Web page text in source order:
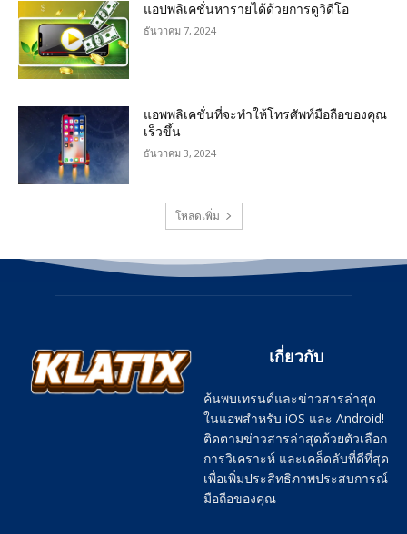
แอปพลิเคชั่นหารายได้ด้วยการดูวิดีโอ
ธันวาคม 7, 2024
แอพพลิเคชั่นที่จะทำให้โทรศัพท์มือถือของคุณ
เร็วขึ้น
ธันวาคม 3, 2024
โหลดเพิ่ม
เกี่ยวกับ
ค้นพบเทรนด์และข่าวสารล่าสุด
ในแอพสำหรับ iOS และ Android!
ติดตามข่าวสารล่าสุดด้วยตัวเลือก
การวิเคราะห์ และเคล็ดลับที่ดีที่สุด
เพื่อเพิ่มประสิทธิภาพประสบการณ์
มือถือของคุณ